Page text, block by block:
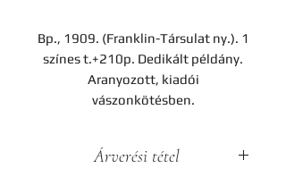
Bp., 1909. (Franklin-Társulat ny.). 1
színes t.+210p. Dedikált példány.
Aranyozott, kiadói
vászonkötésben.
Árverési tétel